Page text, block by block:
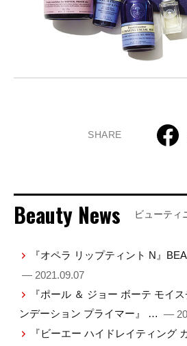
SHARE
Beauty News ビューティ
『オペラ リップティント N』
— 2021.09.07
『ポール ＆ ジョー ボーテ モイ
ンデーション プライマー』 … —
『ビーエー ハイドレイティング